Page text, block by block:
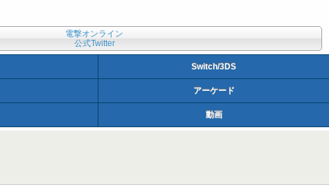
電撃オンライン
公式Twitter
Switch/3DS
アーケード
動画